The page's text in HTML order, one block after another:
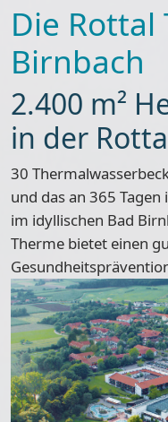
Die Rottal
Birnbach
2.400 m²
in der
30
und das an 365 Tagen
im idyllischen Bad
Therme bietet einen